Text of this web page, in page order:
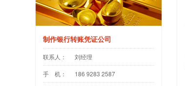
制作银行转账凭证公司
联系人： 刘经理
手 机： 186 9283 2587